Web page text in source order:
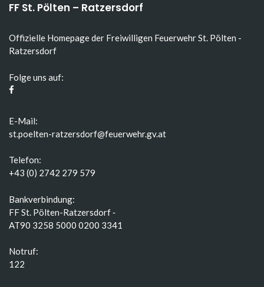
FF St. Pölten – Ratzersdorf
Offizielle Homepage der Freiwilligen Feuerwehr St. Pölten -
Ratzersdorf
Folge uns auf:
E-Mail:
st.poelten-ratzersdorf@feuerwehr.gv.at
Telefon:
+43 (0) 2742 279 579
Bankverbindung:
FF St. Pölten-Ratzersdorf ‑
AT90 3258 5000 0200 3341
Notruf:
122